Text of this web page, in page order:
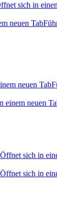
sich in
neuen Tab
neuen Tab
einem neuen
Öffnet sich in
Öffnet sich in